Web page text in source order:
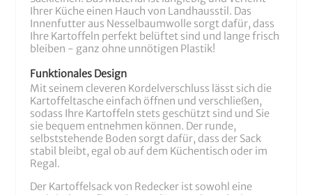
Ihrer Küche einen Hauch von Landhausstil. Das
Innenfutter aus Nesselbaumwolle sorgt dafür, dass
Ihre Kartoffeln perfekt belüftet sind und lange frisch
bleiben - ganz ohne unnötigen Plastik!
Funktionales Design
Mit seinem cleveren Kordelverschluss lässt sich die
Kartoffeltasche einfach öffnen und verschließen,
sodass Ihre Kartoffeln stets geschützt sind und Sie
sie bequem entnehmen können. Der runde,
selbststehende Boden sorgt dafür, dass der Sack
stabil bleibt, egal ob auf dem Küchentisch oder im
Regal.
Der Kartoffelsack von Redecker ist sowohl eine